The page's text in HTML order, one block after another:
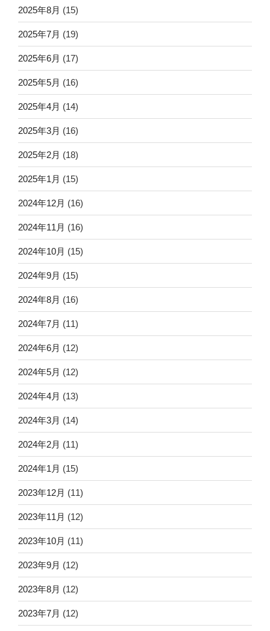
2025年8月 (15)
2025年7月 (19)
2025年6月 (17)
2025年5月 (16)
2025年4月 (14)
2025年3月 (16)
2025年2月 (18)
2025年1月 (15)
2024年12月 (16)
2024年11月 (16)
2024年10月 (15)
2024年9月 (15)
2024年8月 (16)
2024年7月 (11)
2024年6月 (12)
2024年5月 (12)
2024年4月 (13)
2024年3月 (14)
2024年2月 (11)
2024年1月 (15)
2023年12月 (11)
2023年11月 (12)
2023年10月 (11)
2023年9月 (12)
2023年8月 (12)
2023年7月 (12)